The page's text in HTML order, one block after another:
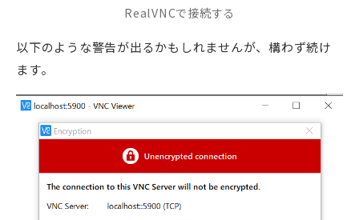
RealVNCで接続する
以下のような警告が出るかもしれませんが、構わず続け
ます。